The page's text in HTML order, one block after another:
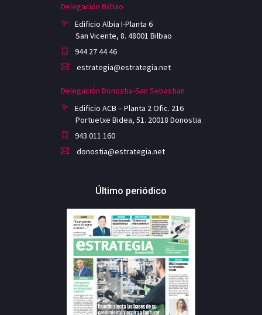
Delegación Bilbao
Edificio Albia I-Planta 6
San Vicente, 8. 48001 Bilbao
944 27 44 46
estrategia@estrategia.net
Delegación Donostia-San Sebastian
Edificio ACB – Planta 2 Ofic. 216
Portuetxe Bidea, 51. 20018 Donostia
943 011 160
donostia@estrategia.net
Último periódico